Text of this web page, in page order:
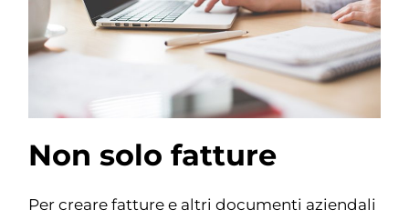
Non solo fatture
Per creare fatture e altri documenti aziendali